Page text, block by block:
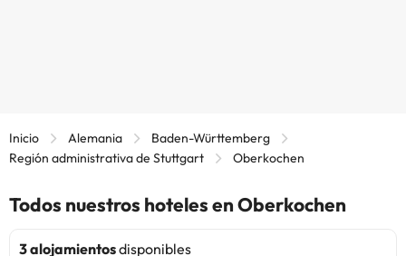
Inicio Alemania
Baden-Württemberg
Región administrativa de Stuttgart
Oberkochen
Todos nuestros hoteles en Oberkochen
3 alojamientosdisponibles